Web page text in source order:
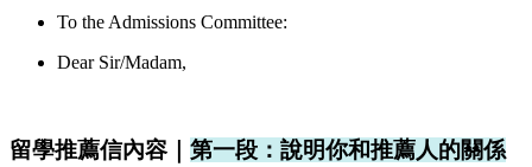
To the Admissions Committee:
Dear Sir/Madam,
留學推薦信內容｜ 第一段：說明你和推薦人的關係